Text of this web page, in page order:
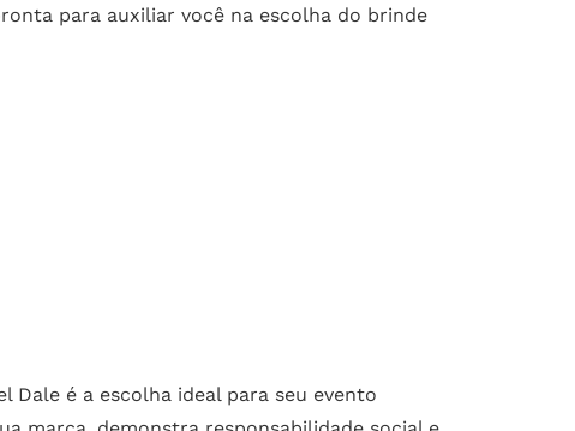
para auxiliar você na escolha do brinde
Dale é a escolha ideal para seu evento